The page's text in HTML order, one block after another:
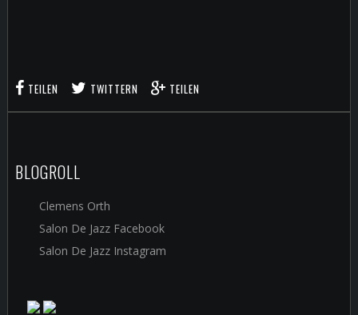
TEILEN TWITTERN TEILEN
BLOGROLL
Clemens Orth
Salon De Jazz Facebook
Salon De Jazz Instagram